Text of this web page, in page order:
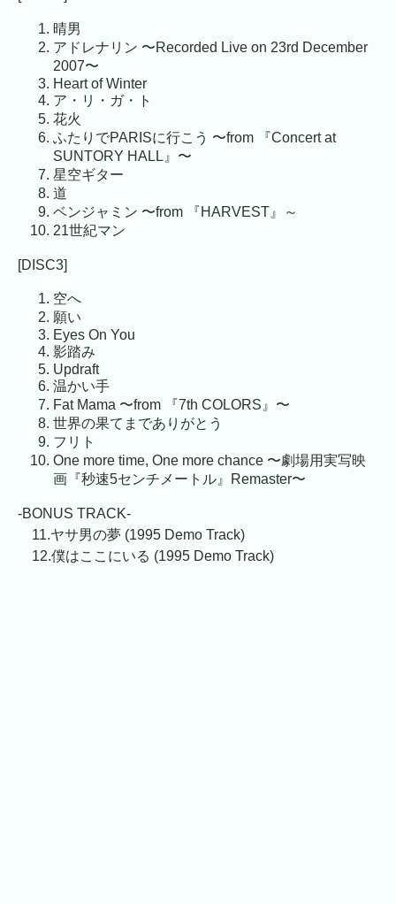
晴男
アドレナリン 〜Recorded Live on 23rd December
2007〜
Heart of Winter
ア・リ・ガ・ト
花火
ふたりでPARISに行こう 〜from 『Concert at
SUNTORY HALL』〜
星空ギター
道
ベンジャミン 〜from 『HARVEST』～
21世紀マン
[DISC3]
空へ
願い
Eyes On You
影踏み
Updraft
温かい手
Fat Mama 〜from 『7th COLORS』〜
世界の果てまでありがとう
フリト
One more time, One more chance 〜劇場用実写映
画『秒速5センチメートル』Remaster〜
-BONUS TRACK-
11.ヤサ男の夢 (1995 Demo Track)
12.僕はここにいる (1995 Demo Track)